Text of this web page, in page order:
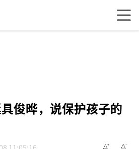
俊晔，说保护孩子的